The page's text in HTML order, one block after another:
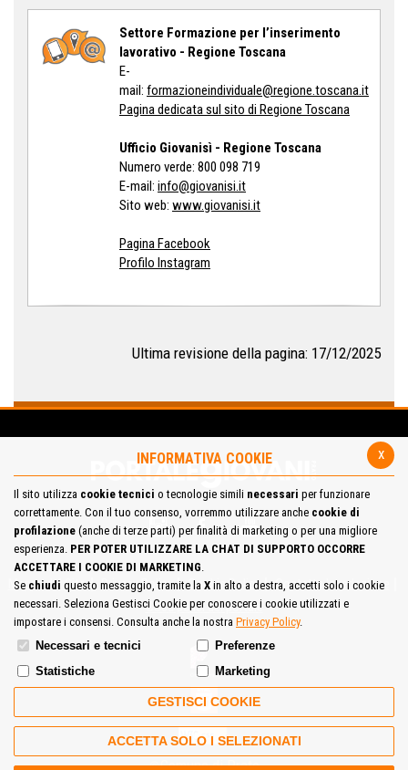
Settore Formazione per l’inserimento
lavorativo - Regione Toscana
E-
mail: formazioneindividuale@regione.toscana.it
Pagina dedicata sul sito di Regione Toscana
Ufficio Giovanisì - Regione Toscana
Numero verde: 800 098 719
E-mail: info@giovanisi.it
Sito web: www.giovanisi.it
Pagina Facebook
Profilo Instagram
Ultima revisione della pagina: 17/12/2025
Mappa del Sito Privacy Policy Cookie Policy
Contatta la redazione
Cosa pensi del portale
Comune di Prato
x
INFORMATIVA COOKIE
Il sito utilizza cookie tecnici o tecnologie simili necessari per funzionare
correttamente. Con il tuo consenso, vorremmo utilizzare anche cookie di
profilazione (anche di terze parti) per finalità di marketing o per una migliore
esperienza. PER POTER UTILIZZARE LA CHAT DI SUPPORTO OCCORRE
ACCETTARE I COOKIE DI MARKETING.
Se chiudi questo messaggio, tramite la X in alto a destra, accetti solo i cookie
necessari. Seleziona Gestisci Cookie per conoscere i cookie utilizzati e
impostare i consensi. Consulta anche la nostra Privacy Policy.
Necessari e tecnici
Preferenze
Statistiche
Marketing
GESTISCI COOKIE
ACCETTA SOLO I SELEZIONATI